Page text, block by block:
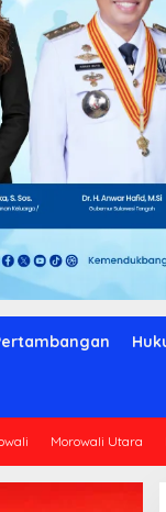
Morowali Utara